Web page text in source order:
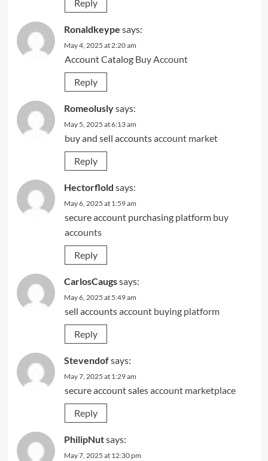
Reply
Ronaldkeype says:
May 4, 2025 at 2:20 am
Account Catalog Buy Account
Reply
Romeoluslysays:
May 5, 2025 at 6:13 am
buy and sell accountsaccount market
Reply
Hectorflold says:
May 6, 2025 at 1:59 am
secure account purchasing platform buy
accounts
Reply
CarlosCaugssays:
May 6, 2025 at 5:49 am
sell accountsaccount buying platform
Reply
Stevendofsays:
May 7, 2025 at 1:29 am
secure account salesaccount marketplace
Reply
PhilipNutsays:
May 7, 2025 at 12:30 pm